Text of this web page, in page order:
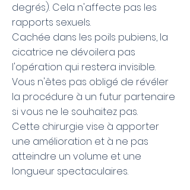
degrés). Cela n'affecte pas les
rapports sexuels.
Cachée dans les poils pubiens, la
cicatrice ne dévoilera pas
l'opération qui restera invisible.
Vous n'êtes pas obligé de révéler
la procédure à un futur partenaire
si vous ne le souhaitez pas.
Cette chirurgie vise à apporter
une amélioration et à ne pas
atteindre un volume et une
longueur spectaculaires.